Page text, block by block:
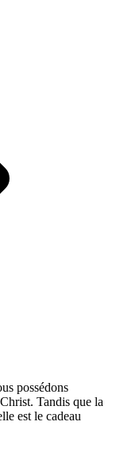
possédons
Tandis que la
est le cadeau